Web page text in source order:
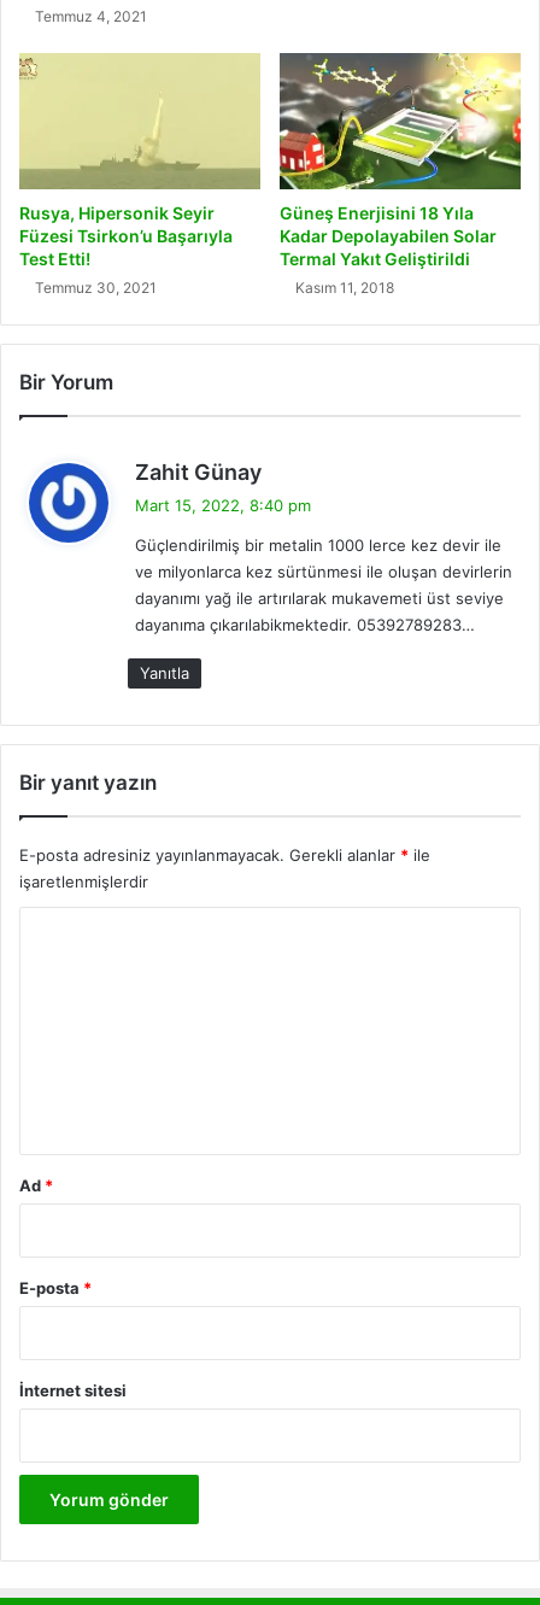
Temmuz 4, 2021
Rusya, Hipersonik Seyir
Füzesi Tsirkon’u Başarıyla
Test Etti!
Temmuz 30, 2021
Güneş Enerjisini 18 Yıla
Kadar Depolayabilen Solar
Termal Yakıt Geliştirildi
Kasım 11, 2018
Bir Yorum
Zahit Günay
i
k
i
:
Mart 15, 2022, 8:40 pm
Güçlendirilmiş bir metalin 1000 lerce kez devir ile
ve milyonlarca kez sürtünmesi ile oluşan devirlerin
dayanımı yağ ile artırılarak mukavemeti üst seviye
dayanıma çıkarılabikmektedir. 05392789283…
Yanıtla
Bir yanıt yazın
E-posta adresiniz yayınlanmayacak. Gerekli alanlar * ile
işaretlenmişlerdir
Ad *
E-posta *
İnternet sitesi